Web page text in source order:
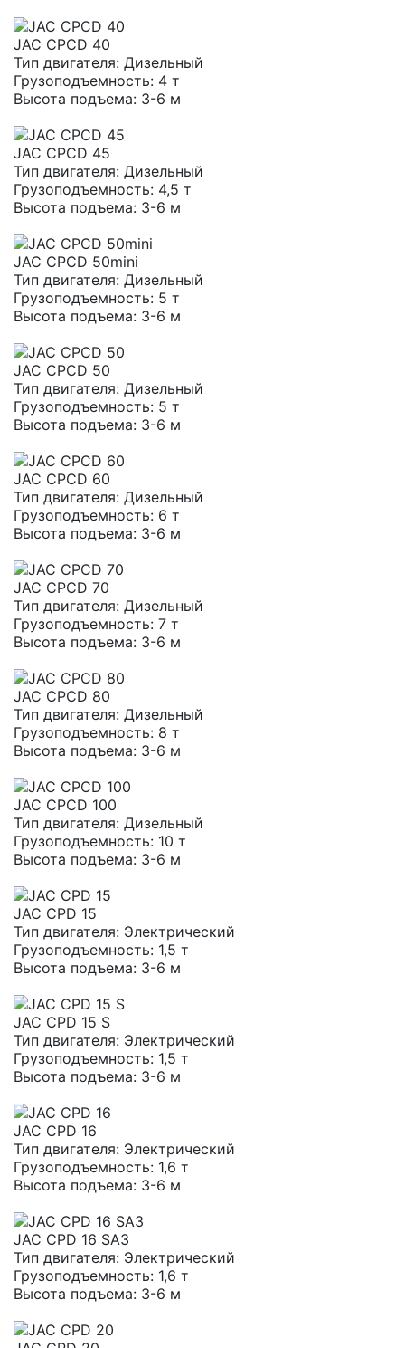
JAC CPCD 40
Тип двигателя: Дизельный
Грузоподъемность: 4 т
Высота подъема: 3-6 м
JAC CPCD 45
Тип двигателя: Дизельный
Грузоподъемность: 4,5 т
Высота подъема: 3-6 м
JAC CPCD 50mini
Тип двигателя: Дизельный
Грузоподъемность: 5 т
Высота подъема: 3-6 м
JAC CPCD 50
Тип двигателя: Дизельный
Грузоподъемность: 5 т
Высота подъема: 3-6 м
JAC CPCD 60
Тип двигателя: Дизельный
Грузоподъемность: 6 т
Высота подъема: 3-6 м
JAC CPCD 70
Тип двигателя: Дизельный
Грузоподъемность: 7 т
Высота подъема: 3-6 м
JAC CPCD 80
Тип двигателя: Дизельный
Грузоподъемность: 8 т
Высота подъема: 3-6 м
JAC CPCD 100
Тип двигателя: Дизельный
Грузоподъемность: 10 т
Высота подъема: 3-6 м
JAC CPD 15
Тип двигателя: Электрический
Грузоподъемность: 1,5 т
Высота подъема: 3-6 м
JAC CPD 15 S
Тип двигателя: Электрический
Грузоподъемность: 1,5 т
Высота подъема: 3-6 м
JAC CPD 16
Тип двигателя: Электрический
Грузоподъемность: 1,6 т
Высота подъема: 3-6 м
JAC CPD 16 SA3
Тип двигателя: Электрический
Грузоподъемность: 1,6 т
Высота подъема: 3-6 м